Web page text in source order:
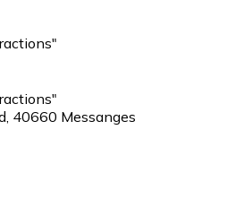
40660 Messanges